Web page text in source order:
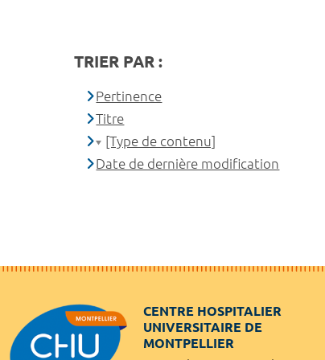
TRIER PAR :
Pertinence
Titre
[Type de contenu]
Date de dernière modification
CENTRE HOSPITALIER
UNIVERSITAIRE DE
MONTPELLIER